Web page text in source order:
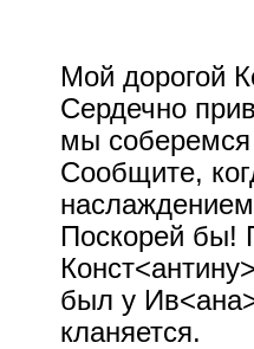
Мой дорогой
Сердечно
мы соберемся
Сообщите,
Поскорей бы!
был у
кланяется.